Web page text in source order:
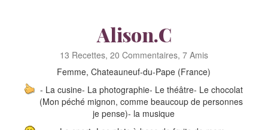
Alison.C
13 Recettes, 20 Commentaires, 7 Amis
Femme, Chateauneuf-du-Pape (France)
- La cusine- La photographie- Le théâtre- Le chocolat
(Mon péché mignon, comme beaucoup de personnes
je pense)- la musique